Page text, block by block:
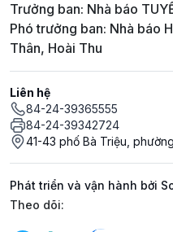
Trưởng ban: Nhà báo
Phó trưởng ban: Nhà báo
Thân, Hoài Thu
Liên hệ
84-24-39365555
84-24-39342724
41-43 phố Bà Triệu,
Phát triển và vận hành bởi
Mạng xã hội
Theo dõi: